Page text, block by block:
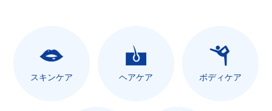
スキンケア ヘアケア ボディケア